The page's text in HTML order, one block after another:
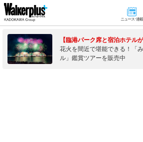
ニュース･連載
【臨港パーク席と宿泊ホテル
花火を間近で堪能できる！「
ル」鑑賞ツアーを販売中